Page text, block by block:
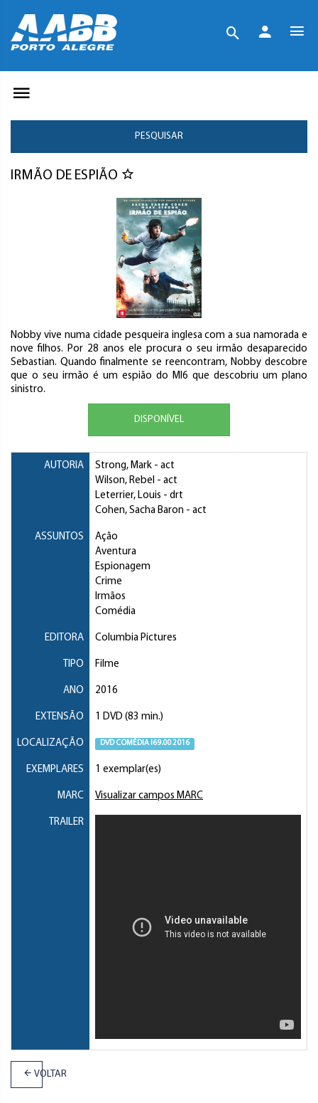
PESQUISAR
IRMÃO DE ESPIÃO
Nobby vive numa cidade pesqueira inglesa com a sua namorada e
nove filhos. Por 28 anos ele procura o seu irmão desaparecido
Sebastian. Quando finalmente se reencontram, Nobby descobre
que o seu irmão é um espião do MI6 que descobriu um plano
sinistro.
DISPONÍVEL
AUTORIA Strong, Mark - act
Wilson, Rebel - act
Leterrier, Louis - drt
Cohen, Sacha Baron - act
ASSUNTOS
Ação
Aventura
Espionagem
Crime
Irmãos
Comédia
EDITORA Columbia Pictures
TIPO Filme
ANO 2016
EXTENSÃO 1 DVD (83 min.)
LOCALIZAÇÃO DVD COMÉDIA I69.00 2016
EXEMPLARES 1 exemplar(es)
MARC Visualizar campos MARC
TRAILER
VOLTAR